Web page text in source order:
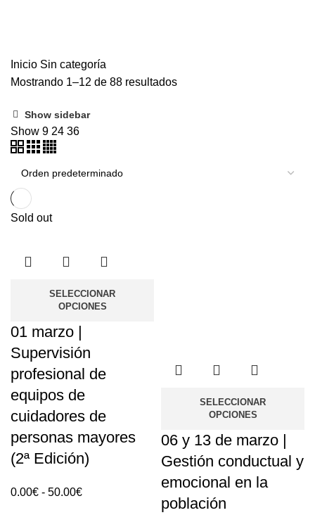
Inicio Sin categoría
Mostrando 1–12 de 88 resultados
Show sidebar
Show 9 24 36
Sold out
SELECCIONAR
OPCIONES
01 marzo |
Supervisión
profesional de
equipos de
cuidadores de
personas mayores
(2ª Edición)
0.00€ - 50.00€Rango
SELECCIONAR
OPCIONES
06 y 13 de marzo |
Gestión conductual y
emocional en la
población